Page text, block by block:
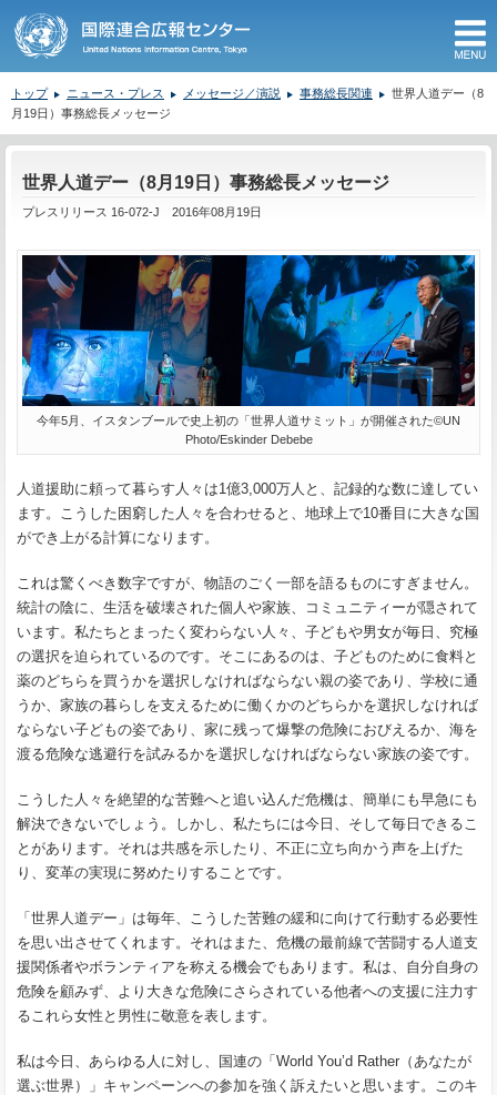
トップ ニュース・プレス メッセージ／演説 事務総長関連
世界人道デー（8
月19日）事務総長メッセージ
世界人道デー（8月19日）事務総長メッセージ
プレスリリース 16-072-J 2016年08月19日
今年5月、イスタンブールで史上初の「世界人道サミット」が開催された©UN
Photo/Eskinder Debebe
人道援助に頼って暮らす人々は1億3,000万人と、記録的な数に達してい
ます。こうした困窮した人々を合わせると、地球上で10番目に大きな国
ができ上がる計算になります。
これは驚くべき数字ですが、物語のごく一部を語るものにすぎません。
統計の陰に、生活を破壊された個人や家族、コミュニティーが隠されて
います。私たちとまったく変わらない人々、子どもや男女が毎日、究極
の選択を迫られているのです。そこにあるのは、子どものために食料と
薬のどちらを買うかを選択しなければならない親の姿であり、学校に通
うか、家族の暮らしを支えるために働くかのどちらかを選択しなければ
ならない子どもの姿であり、家に残って爆撃の危険におびえるか、海を
渡る危険な逃避行を試みるかを選択しなければならない家族の姿です。
こうした人々を絶望的な苦難へと追い込んだ危機は、簡単にも早急にも
解決できないでしょう。しかし、私たちには今日、そして毎日できるこ
とがあります。それは共感を示したり、不正に立ち向かう声を上げた
り、変革の実現に努めたりすることです。
「世界人道デー」は毎年、こうした苦難の緩和に向けて行動する必要性
を思い出させてくれます。それはまた、危機の最前線で苦闘する人道支
援関係者やボランティアを称える機会でもあります。私は、自分自身の
危険を顧みず、より大きな危険にさらされている他者への支援に注力す
るこれら女性と男性に敬意を表します。
私は今日、あらゆる人に対し、国連の「World You’d Rather（あなたが
選ぶ世界）」キャンペーンへの参加を強く訴えたいと思います。このキ